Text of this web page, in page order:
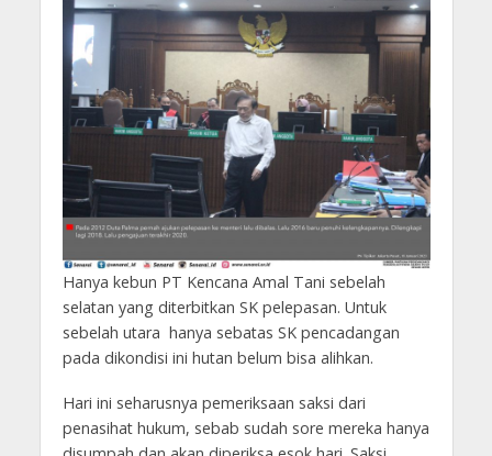
Hanya kebun PT Kencana Amal Tani sebelah
selatan yang diterbitkan SK pelepasan. Untuk
sebelah utara hanya sebatas SK pencadangan
pada dikondisi ini hutan belum bisa alihkan.
Hari ini seharusnya pemeriksaan saksi dari
penasihat hukum, sebab sudah sore mereka hanya